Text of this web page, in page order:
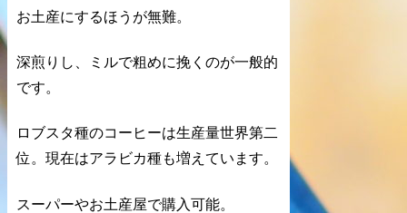
お土産にするほうが無難。
深煎りし、ミルで粗めに挽くのが一般的
です。
ロブスタ種のコーヒーは生産量世界第二
位。現在はアラビカ種も増えています。
スーパーやお土産屋で購入可能。